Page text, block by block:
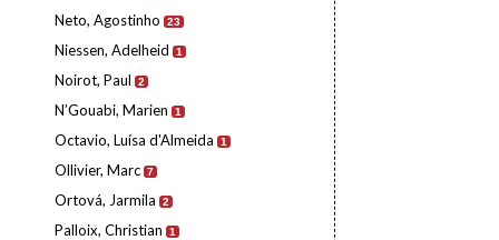
Neto, Agostinho 23
Niessen, Adelheid 1
Noirot, Paul 2
N’Gouabi, Marien 1
Octavio, Luísa d'Almeida 1
Ollivier, Marc 7
Ortová, Jarmila 2
Palloix, Christian 1